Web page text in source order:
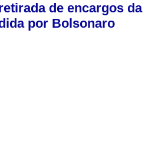
de encargos da
por Bolsonaro